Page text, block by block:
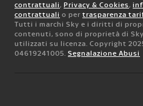
contrattuali, Privacy & Cookies,
contrattuali o per trasparenza
Tutti i marchi Sky e i diritti di
contenuti, sono di proprietà di
utilizzati su licenza. Copyright
04619241005. Segnalazione Abusi